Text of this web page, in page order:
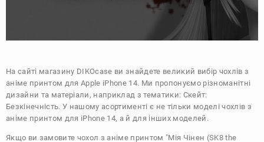
На сайті магазину DIKOcase ви знайдете великий вибір чохлів з
аніме принтом для Apple iPhone 14. Ми пропонуємо різноманітні
дизайни та матеріали, наприклад з тематики: Скейт:
Безкінечність. У нашому асортименті є не тільки моделі чохлів з
аніме принтом для iPhone 14, а й для інших моделей.
Якщо ви замовите чохол з аніме принтом "Мія Чінен (SK8 the